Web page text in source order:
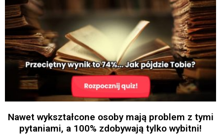
Nawet wykształcone osoby mają problem z tymi
pytaniami, a 100% zdobywają tylko wybitni!